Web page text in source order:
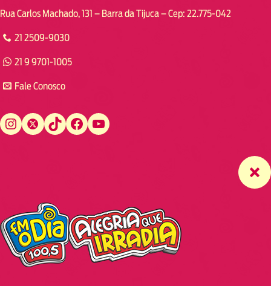
Rua Carlos Machado, 131 – Barra da Tijuca – Cep: 22.775-042
21 2509-9030
21 9 9701-1005
Fale Conosco
Instagram Twitter TikTok Facebook YouTube